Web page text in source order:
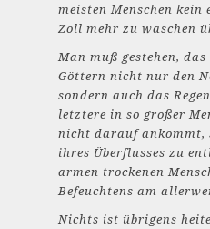
meisten Menschen
Zoll mehr zu waschen
Man muß gestehen,
Göttern nicht nur den
sondern auch das
letztere in so großer
nicht darauf ankommt,
ihres Überflusses zu
armen trockenen
Befeuchtens am
Nichts ist übrigens